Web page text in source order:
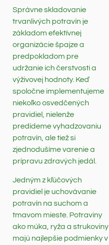
Správne skladovanie
trvanlivých potravín je
základom efektívnej
organizácie špajze a
predpokladom pre
udržanie ich čerstvosti a
výživovej hodnoty. Keď
spoločne implementujeme
niekoľko osvedčených
pravidiel, nielenže
predídeme vyhadzovaniu
potravín, ale tiež si
zjednodušíme varenie a
prípravu zdravých jedál.
Jedným z kľúčových
pravidiel je uchovávanie
potravín na suchom a
tmavom mieste. Potraviny
ako múka, ryža a strukoviny
majú najlepšie podmienky v